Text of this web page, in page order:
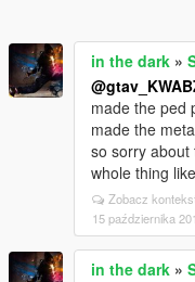
in the dark »
made the ped
made the
so sorry
whole thing
Zobacz
15 października
in the dark »